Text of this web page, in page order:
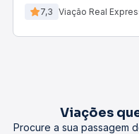
7,3 Viação Real
Viações
Procure a sua passagem